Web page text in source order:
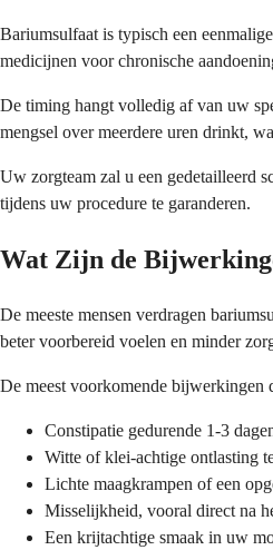
Bariumsulfaat is typisch een
medicijnen voor chronische
De timing hangt volledig af van uw
mengsel over meerdere uren drinkt,
Uw zorgteam zal u een gedetailleerd
tijdens uw procedure te garanderen.
Wat Zijn de
De meeste mensen verdragen
beter voorbereid voelen en minder
De meest voorkomende bijwerkingen
Constipatie gedurende 1-3
Witte of klei-achtige ontlasting
Lichte maagkrampen of een
Misselijkheid, vooral direct na
Een krijtachtige smaak in uw